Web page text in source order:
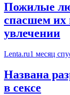
Пожилые
спасшем
увлечении
Lenta.ru1 месяц
Названа
в сексе